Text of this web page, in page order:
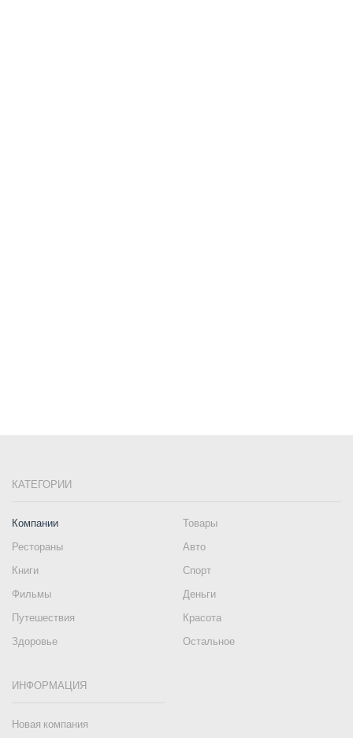
КАТЕГОРИИ
Компании
Товары
Рестораны
Авто
Книги
Спорт
Фильмы
Деньги
Путешествия
Красота
Здоровье
Остальное
ИНФОРМАЦИЯ
Новая компания